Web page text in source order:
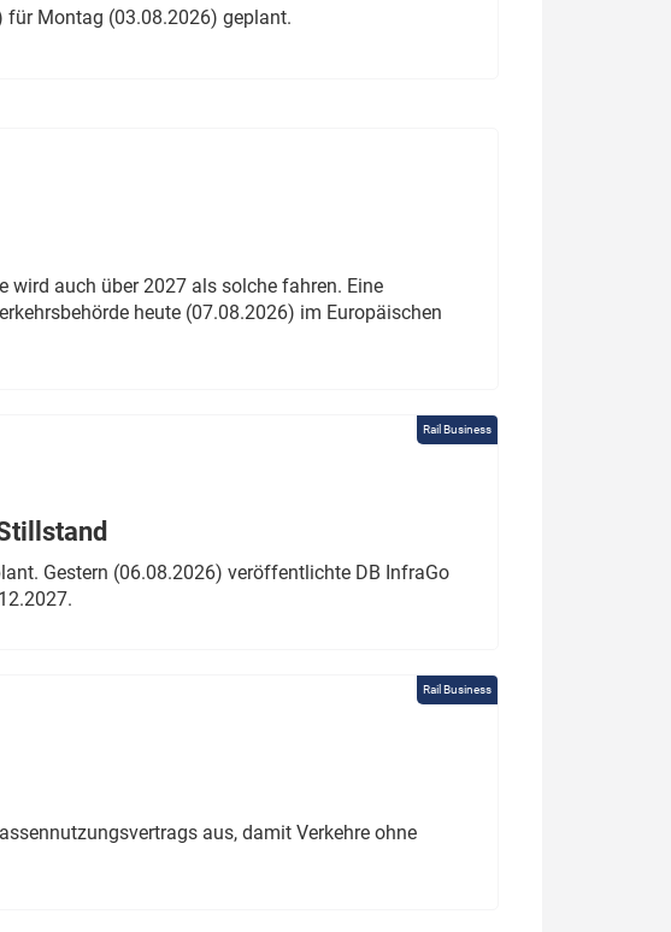
für Montag (03.08.2026) geplant.
auch über 2027 als solche fahren. Eine
heute (07.08.2026) im Europäischen
Rail Business
Gestern (06.08.2026) veröffentlichte DB InfraGo
Rail Business
aus, damit Verkehre ohne